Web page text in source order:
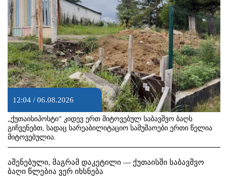
12:04 / 06.08.2026
„ქუთაისიპოსტი“ კიდევ ერთ მიტოვებულ საბავშვო ბაღს
გიჩვენებთ, სადაც სარეაბილიტაციო სამუშაოები ერთი წელია
მიტოვებულია.
აშენებული, მაგრამ დაკეტილი — ქუთაისში საბავშვო
ბაღი წლებია ვერ იხსნება